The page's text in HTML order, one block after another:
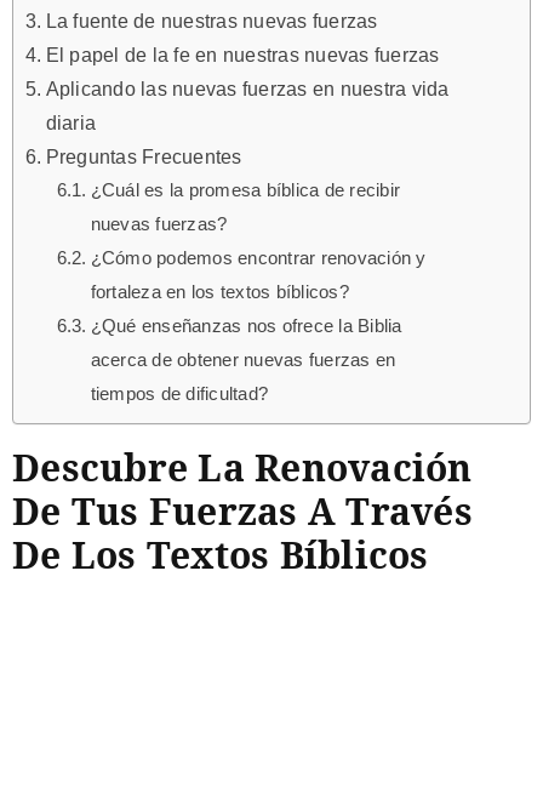
La fuente de nuestras nuevas fuerzas
El papel de la fe en nuestras nuevas fuerzas
Aplicando las nuevas fuerzas en nuestra vida
diaria
Preguntas Frecuentes
¿Cuál es la promesa bíblica de recibir
nuevas fuerzas?
¿Cómo podemos encontrar renovación y
fortaleza en los textos bíblicos?
¿Qué enseñanzas nos ofrece la Biblia
acerca de obtener nuevas fuerzas en
tiempos de dificultad?
Descubre La Renovación
De Tus Fuerzas A Través
De Los Textos Bíblicos